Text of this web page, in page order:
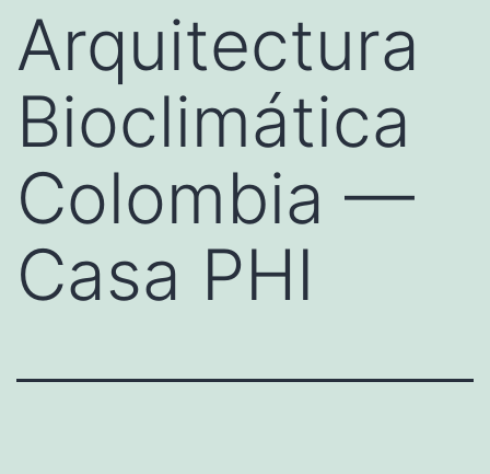
Arquitectura
Bioclimática
Colombia —
Casa PHI